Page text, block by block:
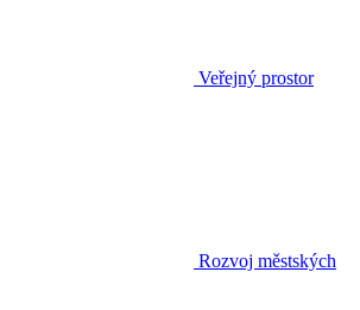
Veřejný prostor
Rozvoj městských